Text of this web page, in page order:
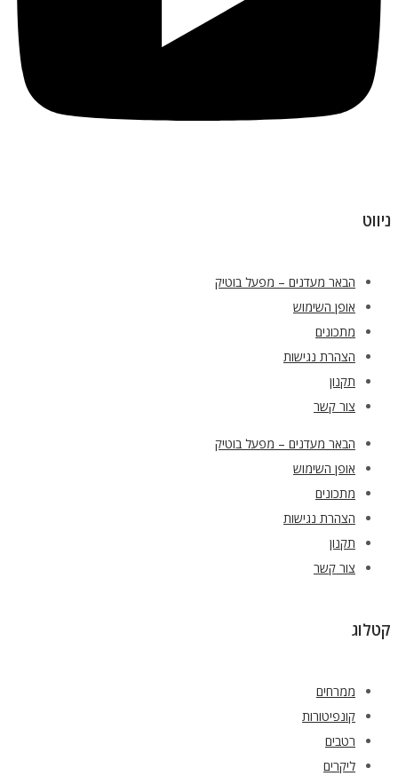
ניווט
הבאר מעדנים – מפעל בוטיק
אופן השימוש
מתכונים
הצהרת נגישות
תקנון
צור קשר
הבאר מעדנים – מפעל בוטיק
אופן השימוש
מתכונים
הצהרת נגישות
תקנון
צור קשר
קטלוג
ממרחים
קונפיטורות
רטבים
ליקרים